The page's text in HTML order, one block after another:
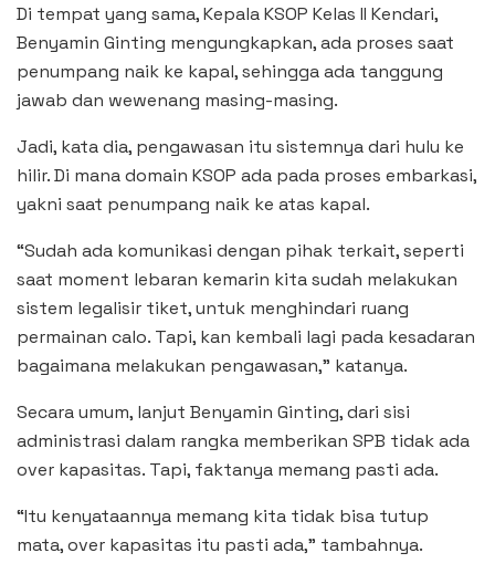
Di tempat yang sama, Kepala KSOP Kelas II Kendari,
Benyamin Ginting mengungkapkan, ada proses saat
penumpang naik ke kapal, sehingga ada tanggung
jawab dan wewenang masing-masing.
Jadi, kata dia, pengawasan itu sistemnya dari hulu ke
hilir. Di mana domain KSOP ada pada proses embarkasi,
yakni saat penumpang naik ke atas kapal.
“Sudah ada komunikasi dengan pihak terkait, seperti
saat moment lebaran kemarin kita sudah melakukan
sistem legalisir tiket, untuk menghindari ruang
permainan calo. Tapi, kan kembali lagi pada kesadaran
bagaimana melakukan pengawasan,” katanya.
Secara umum, lanjut Benyamin Ginting, dari sisi
administrasi dalam rangka memberikan SPB tidak ada
over kapasitas. Tapi, faktanya memang pasti ada.
“Itu kenyataannya memang kita tidak bisa tutup
mata, over kapasitas itu pasti ada,” tambahnya.